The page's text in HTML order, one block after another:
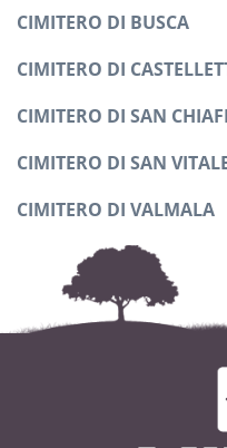
CIMITERO DI BUSCA
CIMITERO DI
CIMITERO DI SAN
CIMITERO DI SAN
CIMITERO DI VALMALA